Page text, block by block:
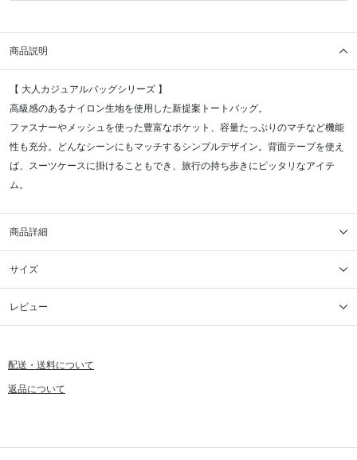
商品説明
【 大人カジュアルバッグシリーズ 】
高級感のあるナイロン生地を使用した新提案トートバッグ。
ファスナーやメッシュを使った豊富なポケット、容量たっぷりのマチなど機能
性も充分。どんなシーンにもマッチするシンプルデザイン。背面テープを使え
ば、スーツケースに掛けることもでき、旅行の持ち歩きにピッタリなアイテ
ム。
商品詳細
サイズ
レビュー
配送・送料について
返品について